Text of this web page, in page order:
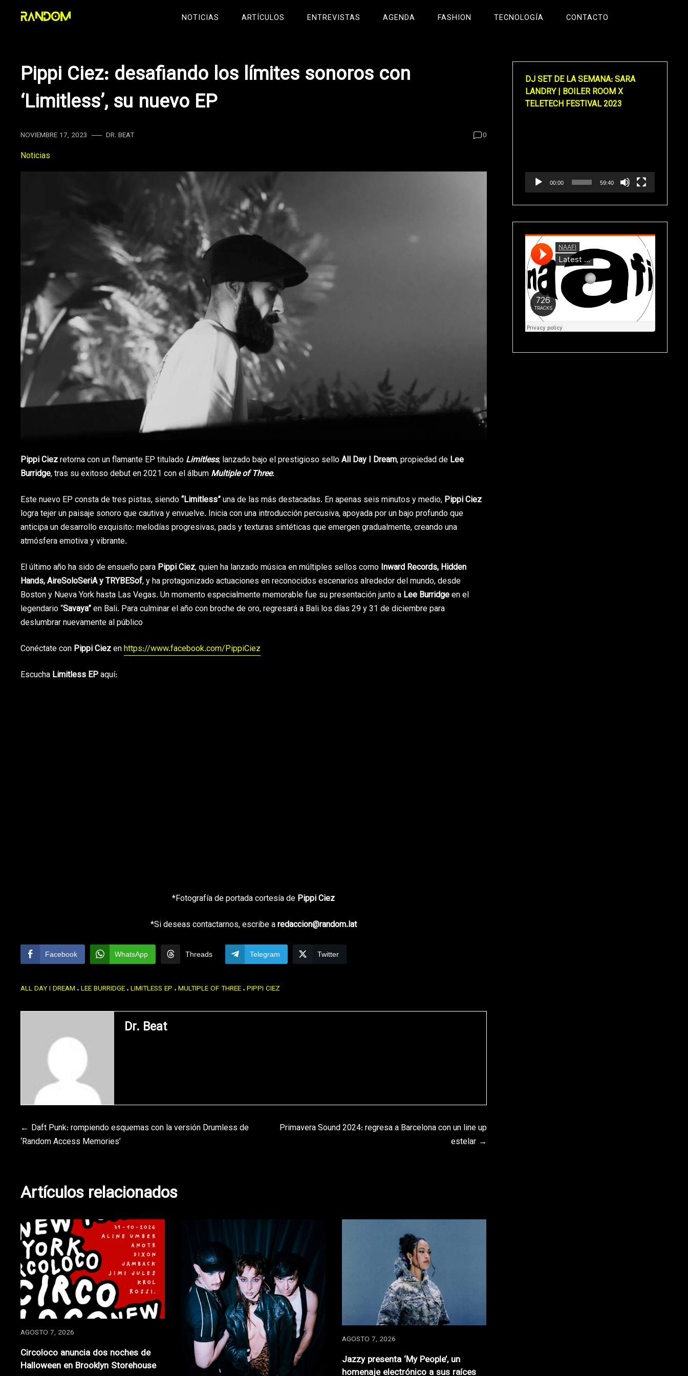
NOTICIAS ARTÍCULOS ENTREVISTAS AGENDA FASHION TECNOLOGÍA CONTACTO
Pippi Ciez: desafiando los límites sonoros con
‘Limitless’, su nuevo EP
NOVIEMBRE 17, 2023 DR. BEAT 0
Noticias
Pippi Ciezretorna con un flamante EP titulado Limitless, lanzado bajo el prestigioso selloAll Day I Dream, propiedad de Lee
Burridge, tras su exitoso debut en 2021 con el álbum Multiple of Three.
Este nuevo EP consta de tres pistas, siendo“Limitless”una de las más destacadas. En apenas seis minutos y medio, Pippi Ciez
logra tejer un paisaje sonoro que cautiva y envuelve. Inicia con una introducción percusiva, apoyada por un bajo profundo que
anticipa un desarrollo exquisito: melodías progresivas, pads y texturas sintéticas que emergen gradualmente, creando una
atmósfera emotiva y vibrante.
El último año ha sido de ensueño para Pippi Ciez, quien ha lanzado música en múltiples sellos como Inward Records, Hidden
Hands, AireSoloSeriA y TRYBESof, y ha protagonizado actuaciones en reconocidos escenarios alrededor del mundo, desde
Boston y Nueva York hasta Las Vegas. Un momento especialmente memorable fue su presentación junto a Lee Burridgeen el
legendario “Savaya”en Bali. Para culminar el año con broche de oro, regresará a Bali los días 29 y 31 de diciembre para
deslumbrar nuevamente al público
Conéctate con Pippi Ciezenhttps://www.facebook.com/PippiCiez
Escucha Limitless EPaquí:
*Fotografía de portada cortesía de Pippi Ciez
*Si deseas contactarnos, escribe aredaccion@random.lat
Facebook WhatsApp Threads Telegram Twitter
ALL DAY I DREAM LEE BURRIDGE LIMITLESS EP MULTIPLE OF THREE PIPPI CIEZ
Dr. Beat
Navegación
entradas
Daft Punk: rompiendo esquemas con la versión Drumless de
‘Random Access Memories’
Primavera Sound 2024: regresa a Barcelona con un line up
estelar
Artículos relacionados
AGOSTO 7, 2026
Circoloco anuncia dos noches de
Halloween en Brooklyn Storehouse
AGOSTO 7, 2026
Jazzy presenta ‘My People’, un
homenaje electrónico a sus raíces
DJ SET DE LA SEMANA: SARA
LANDRY | BOILER ROOM X
TELETECH FESTIVAL 2023
00:00 59:40